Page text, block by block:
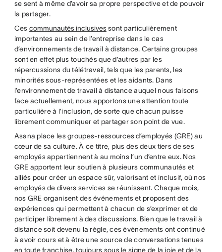
se sent à même d’avoir sa propre perspective et de pouvoir
la partager.
Ces communautés inclusivessont particulièrement
importantes au sein de l’entreprise dans le cas
d’environnements de travail à distance. Certains groupes
sont en effet plus touchés que d’autres par les
répercussions du télétravail, tels que les parents, les
minorités sous-représentées et les aidants. Dans
l’environnement de travail à distance auquel nous faisons
face actuellement, nous apportons une attention toute
particulière à l’inclusion, de sorte que chacun puisse
librement communiquer et partager son point de vue.
Asana place les groupes-ressources d’employés (GRE) au
cœur de sa culture. À ce titre, plus des deux tiers de ses
employés appartiennent à au moins l’un d’entre eux. Nos
GRE apportent leur soutien à plusieurs communautés et
alliés pour créer un espace sûr, valorisant et inclusif, où nos
employés de divers services se réunissent. Chaque mois,
nos GRE organisent des événements et proposent des
expériences qui permettent à chacun de s’exprimer et de
participer librement à des discussions. Bien que le travail à
distance soit devenu la règle, ces événements ont continué
à avoir cours et à être une source de conversations tenues
en toute franchise, toujours sous le signe de la joie et de la